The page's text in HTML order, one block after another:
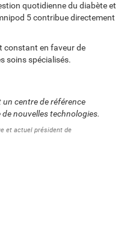
quotidienne du diabète et
5 contribue directement
constant en faveur de
soins spécialisés.
un centre de référence
nouvelles technologies.
et actuel président de